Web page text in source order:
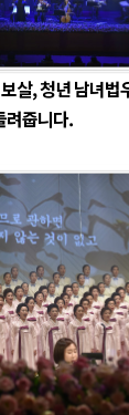
살, 청년 남녀법
려줍니다.